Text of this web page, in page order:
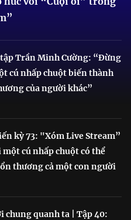
Trần Minh Cường: “Đừng
cú nhấp chuột biến thành
của người khác”
kỳ 73: "Xóm Live Stream”
một cú nhấp chuột có thể
thương cả một con người
chung quanh ta | Tập 40: